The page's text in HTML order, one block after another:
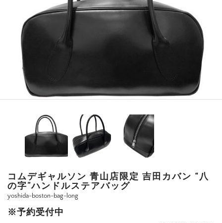
コムデギャルソン 青山店限定 吉田カバン “八
の字”ハンドルステアバッグ
yoshida-boston-bag-long
※予約受付中